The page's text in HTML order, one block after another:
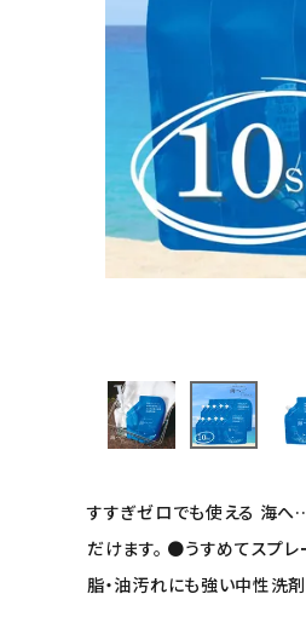
カテゴリーから探す
美容・コスメ・香水
日用品雑貨
キッズ・ベビー・マタニティ
フード・ドリンク
すすぎゼロでも使える 海
だけます。 ●うすめてスプ
脂・油汚れにも強い中性洗